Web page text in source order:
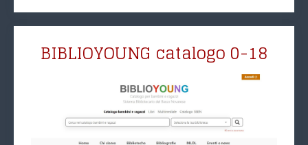
BIBLIOYOUNG catalogo 0-18